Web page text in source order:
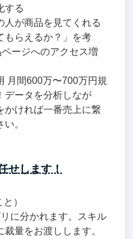
する
人が商品を見てくれる
もらえるか？」を考
ージへのアクセス増
月間600万〜700万円規
データを分析しなが
かければ一番売上に繋
。
せします！
）
に分かれます。スキル
量をお渡しします。